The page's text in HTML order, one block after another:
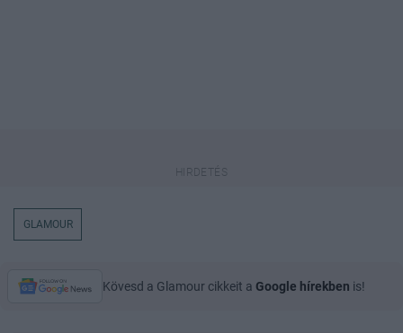
GLAMOUR
Kövesd a Glamour cikkeit a Google hírekben is!